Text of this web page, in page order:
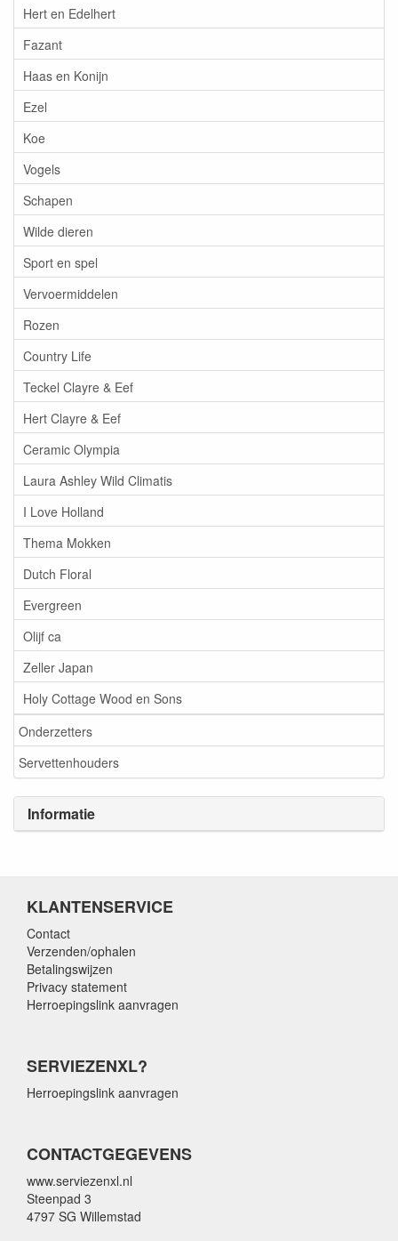
Hert en Edelhert
Fazant
Haas en Konijn
Ezel
Koe
Vogels
Schapen
Wilde dieren
Sport en spel
Vervoermiddelen
Rozen
Country Life
Teckel Clayre & Eef
Hert Clayre & Eef
Ceramic Olympia
Laura Ashley Wild Climatis
I Love Holland
Thema Mokken
Dutch Floral
Evergreen
Olijf ca
Zeller Japan
Holy Cottage Wood en Sons
Onderzetters
Servettenhouders
Informatie
KLANTENSERVICE
Contact
Verzenden/ophalen
Betalingswijzen
Privacy statement
Herroepingslink aanvragen
SERVIEZENXL?
Herroepingslink aanvragen
CONTACTGEGEVENS
www.serviezenxl.nl
Steenpad 3
4797 SG Willemstad